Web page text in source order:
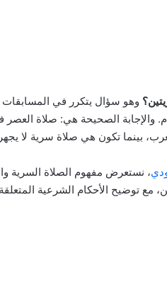
وهو سؤال يتكرر في المسابقات
والإجابة الصحيحة هي: صلاة العصر
بينما تكون هي صلاة سرية لا يجهر
، نستعرض مفهوم الصلاة السرية
مع توضيح الأحكام الشرعية